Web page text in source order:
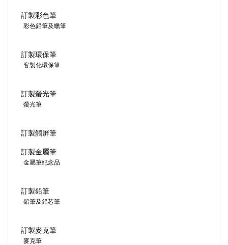
訂製彩色筆
彩色鉛筆及蠟筆
訂製環保筆
客製化環保筆
訂製螢光筆
螢光筆
訂製觸屏筆
訂製金屬筆
金屬筆紀念品
訂製鉛筆
鉛筆及鉛芯筆
訂製麥克筆
麥克筆